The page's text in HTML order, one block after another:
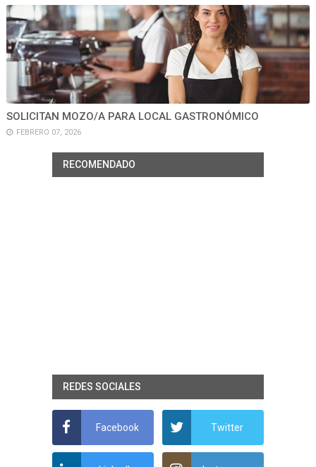
SOLICITAN MOZO/A PARA LOCAL GASTRONÓMICO
FEBRERO 07, 2026
RECOMENDADO
REDES SOCIALES
Facebook Twitter